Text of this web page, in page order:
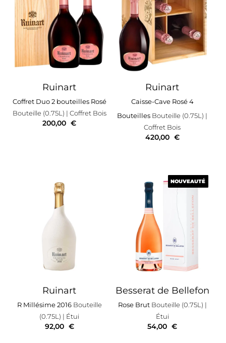
Ruinart
Coffret Duo 2 bouteilles Rosé
Bouteille (0.75L) | Coffret Bois
200,00 €
Ruinart
Caisse-Cave Rosé 4
Bouteilles Bouteille (0.75L) |
Coffret Bois
420,00 €
Ruinart
R Millésime 2016Bouteille
(0.75L) | Étui
92,00 €
NOUVEAUTÉ
Besserat de Bellefon
Rose BrutBouteille (0.75L) |
Étui
NOUVEAUTÉ
54,00 €